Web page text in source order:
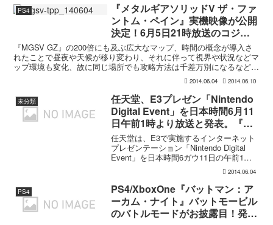
PS4
『メタルギアソリッドV ザ・ファ
ントム・ペイン』実機映像が公開
決定！6月5日21時放送のコジス
テで
『MGSV GZ』の200倍にも及ぶ広大なマップ、時間の概念が導入さ
れたことで昼夜や天候が移り変わり、それに伴って視界や状況などマ
ップ環境も変化、故に同じ場所でも攻略方法は千差万別になるなど、
ワクワクする要素満載の『メタルギアソリッドV ザ...2014.06.04 2014.06.10
未分類
任天堂、E3プレゼン「Nintendo
Digital Event」を日本時間6月11
日午前1時より放送と発表。『ス
マブラWiiU』の大会中継も決定
任天堂は、E3で実施するインターネット
プレゼンテーション「Nintendo Digital
Event」を日本時間6ガウ11日の午前1時
から、任天堂ホームページやニコニコ生
放送等で放送すると発表しました。また
同日午前8時からは、同じくE3で...
2014.06.04
PS4
PS4/XboxOne『バットマン：ア
ーカム・ナイト』バットモービル
のバトルモードがお披露目！発売